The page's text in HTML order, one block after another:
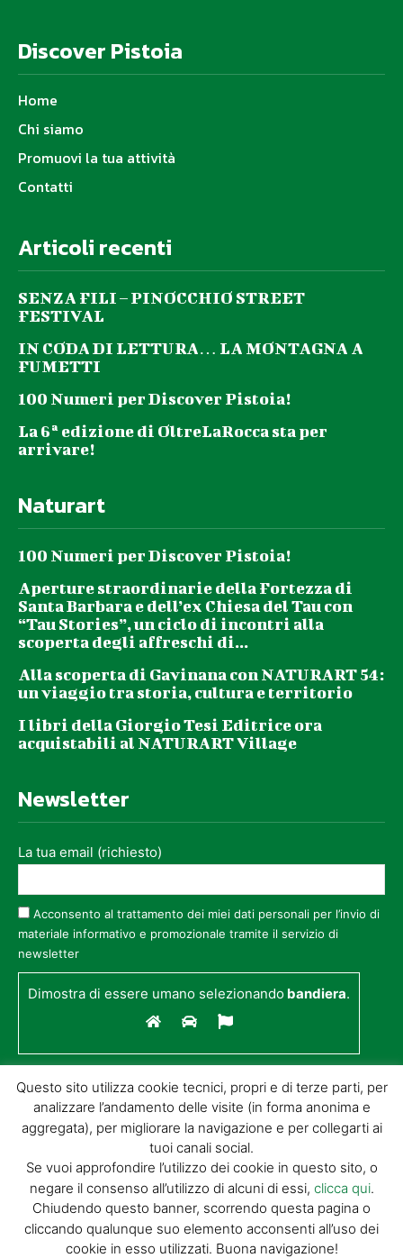
Discover Pistoia
Home
Chi siamo
Promuovi la tua attività
Contatti
Articoli recenti
SENZA FILI – PINOCCHIO STREET
FESTIVAL
IN CODA DI LETTURA… LA MONTAGNA A
FUMETTI
100 Numeri per Discover Pistoia!
La 6ª edizione di OltreLaRocca sta per
arrivare!
Naturart
100 Numeri per Discover Pistoia!
Aperture straordinarie della Fortezza di
Santa Barbara e dell’ex Chiesa del Tau con
“Tau Stories”, un ciclo di incontri alla
scoperta degli affreschi di...
Alla scoperta di Gavinana con NATURART 54:
un viaggio tra storia, cultura e territorio
I libri della Giorgio Tesi Editrice ora
acquistabili al NATURART Village
Newsletter
La tua email (richiesto)
Acconsento al trattamento dei miei dati personali per l’invio di
materiale informativo e promozionale tramite il servizio di
newsletter
Dimostra di essere umano selezionando bandiera.
© GIORGIO TESI EDITRICE S.R.L. | P.IVA
01732650476 | VIA DI BADIA 14 – 51100 LOC.
BOTTEGONE (PISTOIA) |POWERED BY
ALLYMIND
Questo sito utilizza cookie tecnici, propri e di terze parti, per
analizzare l’andamento delle visite (in forma anonima e
aggregata), per migliorare la navigazione e per collegarti ai
tuoi canali social.
Se vuoi approfondire l’utilizzo dei cookie in questo sito, o
negare il consenso all’utilizzo di alcuni di essi, clicca qui.
Chiudendo questo banner, scorrendo questa pagina o
cliccando qualunque suo elemento acconsenti all’uso dei
cookie in esso utilizzati. Buona navigazione!